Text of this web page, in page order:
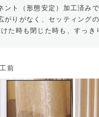
ント（形態安定）加工済み
がりがなく、セッティング
た時も閉じた時も、すっき
前